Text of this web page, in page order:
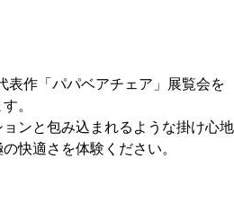
表作「パパベアチェア」展覧会を
。
ンと包み込まれるような掛け心地
快適さを体験ください。